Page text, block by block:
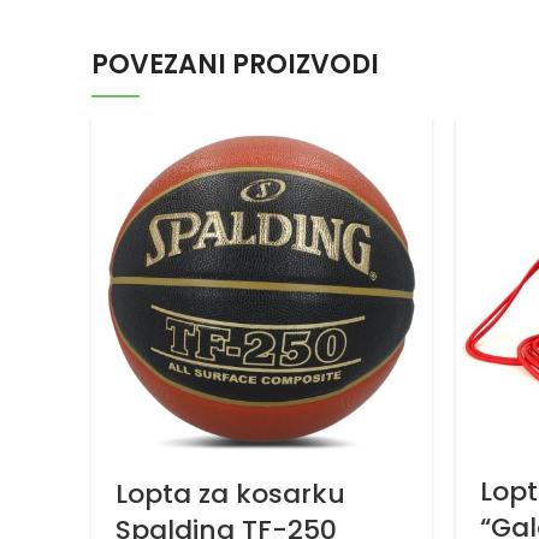
POVEZANI PROIZVODI
Lopta za kosarku
Spalding TF-250